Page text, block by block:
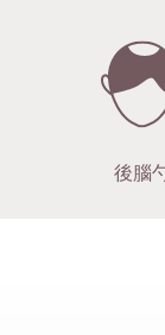
後腦